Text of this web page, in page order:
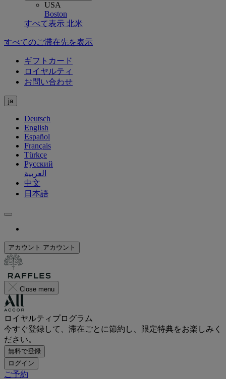
USA
Boston
すべて表示 北米
すべてのご滞在先を表示
ギフトカード
ロイヤルティ
お問い合わせ
ja
Deutsch
English
Español
Français
Türkçe
Русский
العربية
中文
日本語
アカウント アカウント
Close menu
ロイヤルティプログラム
今すぐ登録して、滞在ごとに節約し、限定特典をお楽しみく
ださい。
無料で登録
ログイン
ご予約